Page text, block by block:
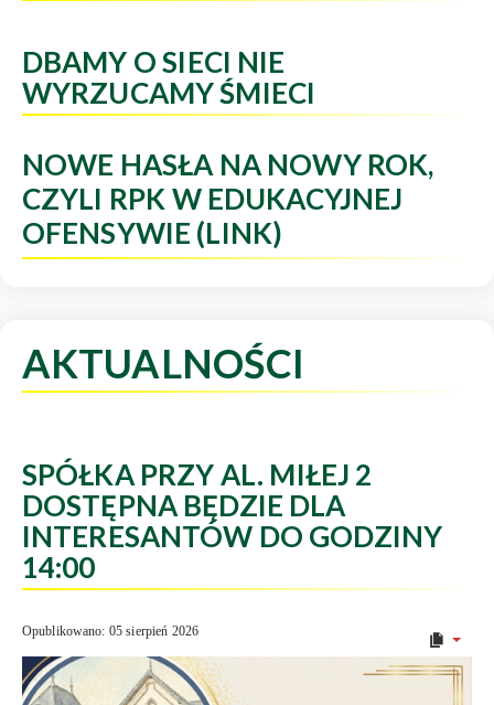
DBAMY O SIECI NIE
WYRZUCAMY ŚMIECI
NOWE HASŁA NA NOWY ROK,
CZYLI RPK W EDUKACYJNEJ
OFENSYWIE (LINK)
AKTUALNOŚCI
SPÓŁKA PRZY AL. MIŁEJ 2
DOSTĘPNA BĘDZIE DLA
INTERESANTÓW DO GODZINY
14:00
Opublikowano: 05 sierpień 2026